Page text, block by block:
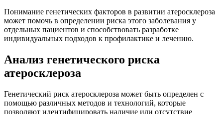
Понимание генетических факторов в развитии атеросклероза
может помочь в определении риска этого заболевания у
отдельных пациентов и способствовать разработке
индивидуальных подходов к профилактике и лечению.
Анализ генетического риска
атеросклероза
Генетический риск атеросклероза может быть определен с
помощью различных методов и технологий, которые
позволяют идентифицировать наличие или отсутствие